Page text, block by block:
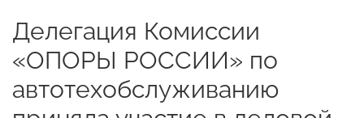
Делегация Комиссии
«ОПОРЫ РОССИИ» по
автотехобслуживанию